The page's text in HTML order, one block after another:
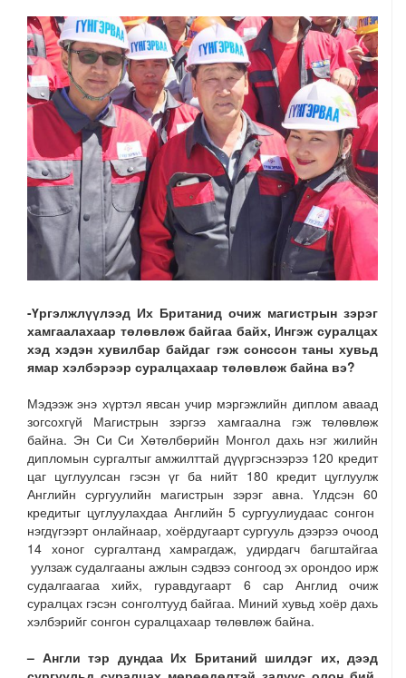
-Үргэлжлүүлээд Их Британид очиж магистрын зэрэг
хамгаалахаар төлөвлөж байгаа байх, Ингэж суралцах
хэд хэдэн хувилбар байдаг гэж сонссон таны хувьд
ямар хэлбэрээр суралцахаар төлөвлөж байна вэ?
Мэдээж энэ хүртэл явсан учир мэргэжлийн диплом аваад
зогсохгүй Магистрын зэргээ хамгаална гэж төлөвлөж
байна. Эн Си Си Хөтөлбөрийн Монгол дахь нэг жилийн
дипломын сургалтыг амжилттай дүүргэснээрээ 120 кредит
цаг цуглуулсан гэсэн үг ба нийт 180 кредит цуглуулж
Английн сургуулийн магистрын зэрэг авна. Үлдсэн 60
кредитыг цуглуулахдаа Английн 5 сургуулиудаас сонгон
нэгдүгээрт онлайнаар, хоёрдугаарт сургууль дээрээ очоод
14 хоног сургалтанд хамрагдаж, удирдагч багштайгаа
уулзаж судалгааны ажлын сэдвээ сонгоод эх орондоо ирж
судалгаагаа хийх, гуравдугаарт 6 сар Англид очиж
суралцах гэсэн сонголтууд байгаа. Миний хувьд хоёр дахь
хэлбэрийг сонгон суралцахаар төлөвлөж байна.
– Англи тэр дундаа Их Британий шилдэг их, дээд